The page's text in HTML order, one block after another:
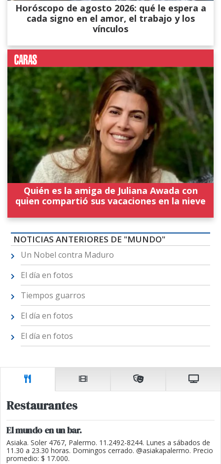
Horóscopo de agosto 2026: qué le espera a
cada signo en el amor, el trabajo y los
vínculos
Quién es la amiga de Juliana Awada con
quien compartió sus vacaciones en la nieve
NOTICIAS ANTERIORES DE "MUNDO"
Un Nobel contra Maduro
El día en fotos
Tiempos guarros
El día en fotos
El día en fotos
Restaurantes
El mundo en un bar.
Asiaka. Soler 4767, Palermo. 11.2492-8244. Lunes a sábados de
11.30 a 23.30 horas. Domingos cerrado. @asiakapalermo. Precio
promedio: $ 17.000.